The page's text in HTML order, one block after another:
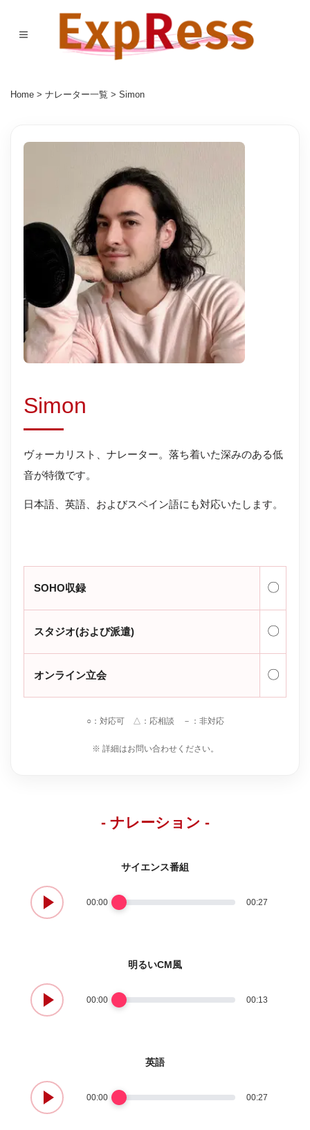
Home > ナレーター一覧 > Simon
Simon
ヴォーカリスト、ナレーター。落ち着いた深みのある低
音が特徴です。
日本語、英語、およびスペイン語にも対応いたします。
SOHO収録 〇
スタジオ(および派遣) 〇
オンライン立会 〇
○：対応可 △：応相談 －：非対応
※ 詳細はお問い合わせください。
- ナレーション -
サイエンス番組
00:00 00:27
明るいCM風
00:00 00:13
英語
00:00 00:27